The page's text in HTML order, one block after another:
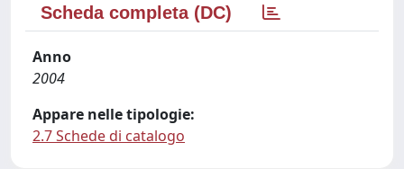
Scheda completa (DC)
Anno
2004
Appare nelle tipologie:
2.7 Schede di catalogo